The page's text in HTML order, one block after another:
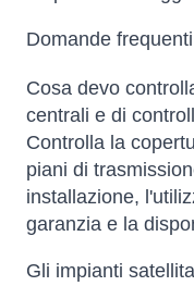
Domande frequenti
Cosa devo
centrali e di
Controlla la
piani di
installazione,
garanzia e la
Gli impianti